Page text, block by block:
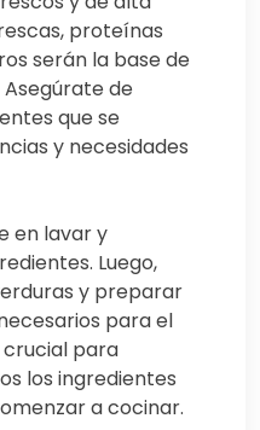
proteínas
serán la base de
de
que se
y necesidades
en lavar y
Luego,
y preparar
para el
crucial para
los ingredientes
a cocinar.